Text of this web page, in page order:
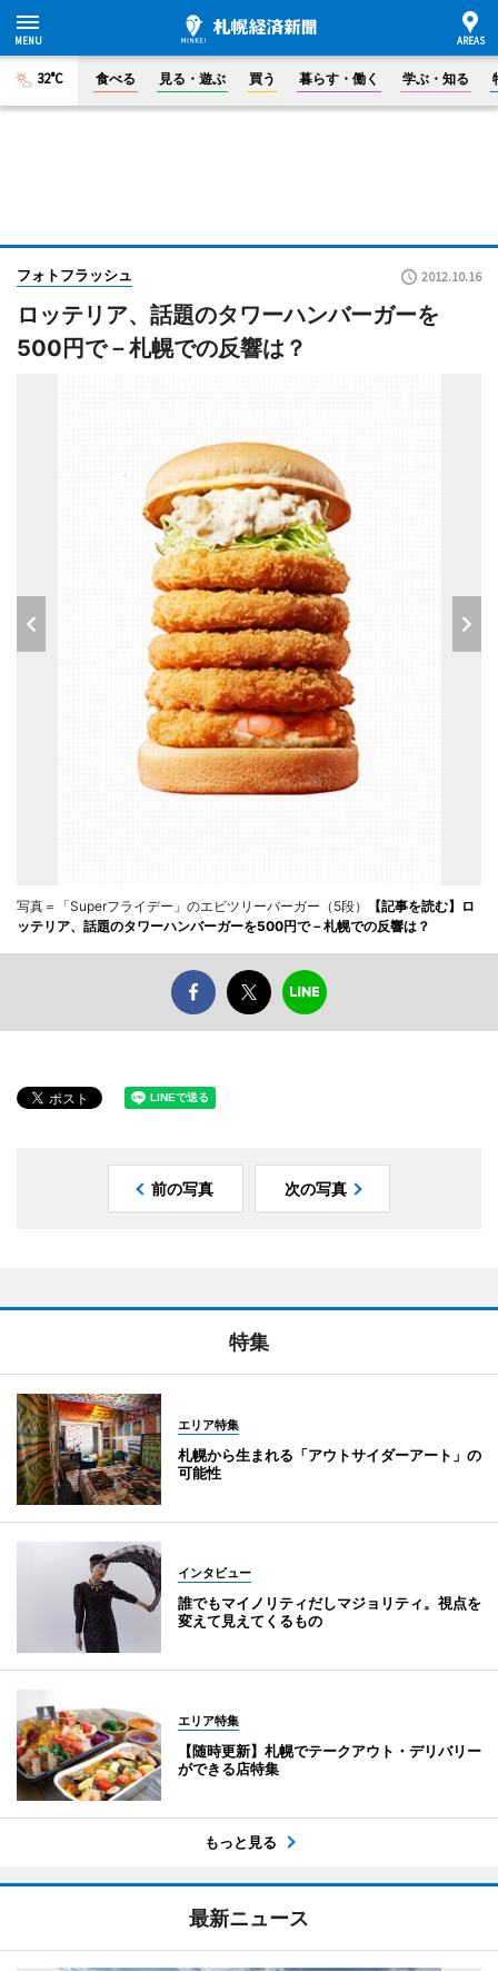
32°C 食べる 見る・遊ぶ 買う 暮らす・働く 学ぶ・知る
フォトフラッシュ 2012.10.16
ロッテリア、話題のタワーハンバーガーを
500円で－札幌での反響は？
写真＝「Superフライデー」のエビツリーバーガー（5段）
【記事を読む】ロ
ッテリア、話題のタワーハンバーガーを500円で－札幌での反響は？
前の写真 次の写真
特集
エリア特集
札幌から生まれる「アウトサイダーアート」の
可能性
インタビュー
誰でもマイノリティだしマジョリティ。視点を
変えて見えてくるもの
エリア特集
【随時更新】札幌でテークアウト・デリバリー
ができる店特集
もっと見る
最新ニュース